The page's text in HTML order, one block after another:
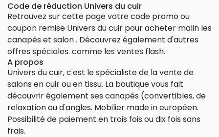
Code de réduction Univers du cuir
Retrouvez sur cette page votre code promo ou
coupon remise Univers du cuir pour acheter malin les
canapés et salon . Découvrez également d'autres
offres spéciales. comme les ventes flash.
A propos
Univers du cuir, c'est le spécialiste de la vente de
salons en cuir ou en tissu. La boutique vous fait
découvrir également ses canapés (convertibles, de
relaxation ou d'angles. Mobilier made in européen.
Possibilité de paiement en trois fois ou dix fois sans
frais.